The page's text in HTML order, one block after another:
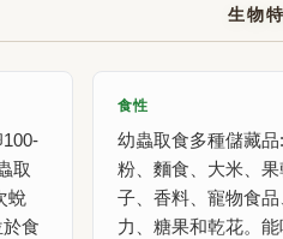
生物
取
蛻
食
食性
幼蟲取食多種儲藏
粉、麵食、大米、
子、香料、寵物食
力、糖果和乾花。